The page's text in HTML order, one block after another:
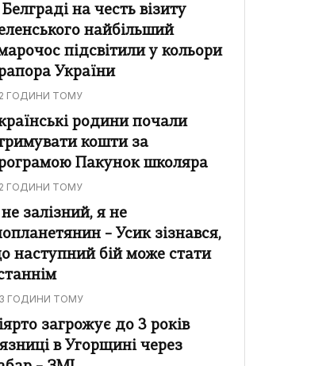
на честь візиту
найбільший
підсвітили у кольори
України
ГОДИНИ ТОМУ
родини почали
кошти за
Пакунок школяра
ГОДИНИ ТОМУ
залізний, я не
– Усик зізнався,
наступний бій може стати
ГОДИНИ ТОМУ
загрожує до 3 років
в Угорщині через